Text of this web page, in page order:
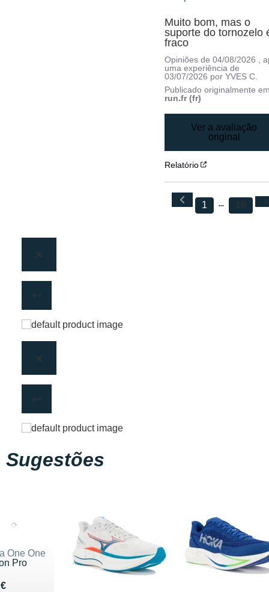
Muito bom, mas o
suporte do tornozelo
fraco
Opiniões de04/08/2026 ,
uma experiência de
03/07/2026 porYVES C.
Publicado originalmente
run.fr (fr)
Ver a avaliação
original
Relatório
1 16
Sugestões
One One
Pro
170 €